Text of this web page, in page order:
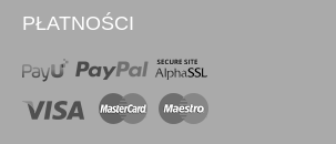
PŁATNOŚCI